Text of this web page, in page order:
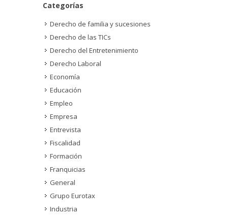
Categorías
Derecho de familia y sucesiones
Derecho de las TICs
Derecho del Entretenimiento
Derecho Laboral
Economía
Educación
Empleo
Empresa
Entrevista
Fiscalidad
Formación
Franquicias
General
Grupo Eurotax
Industria